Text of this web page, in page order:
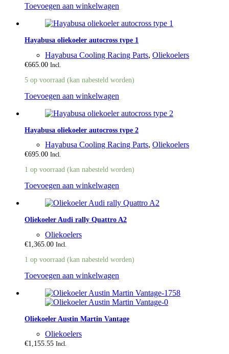
Toevoegen aan winkelwagen
Hayabusa oliekoeler autocross type 1
Hayabusa Cooling Racing Parts, Oliekoelers
€665.00 Incl.
5 op voorraad (kan nabesteld worden)
Toevoegen aan winkelwagen
Hayabusa oliekoeler autocross type 2
Hayabusa Cooling Racing Parts, Oliekoelers
€695.00 Incl.
1 op voorraad (kan nabesteld worden)
Toevoegen aan winkelwagen
Oliekoeler Audi rally Quattro A2
Oliekoelers
€1,365.00 Incl.
1 op voorraad (kan nabesteld worden)
Toevoegen aan winkelwagen
Oliekoeler Austin Martin Vantage
Oliekoelers
€1,155.55 Incl.